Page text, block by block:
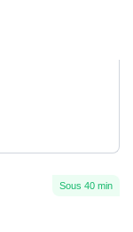
Sous 40 min